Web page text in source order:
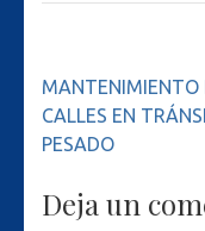
Navegación
de
entradas
MANTENIMIENTO
CALLES EN
PESADO
Deja un